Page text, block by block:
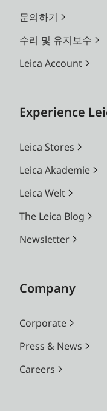
문의하기
수리 및 유지보수
Leica Account
Experience
Leica Stores
Leica Akademie
Leica Welt
The Leica Blog
Newsletter
Company
Corporate
Press & News
Careers